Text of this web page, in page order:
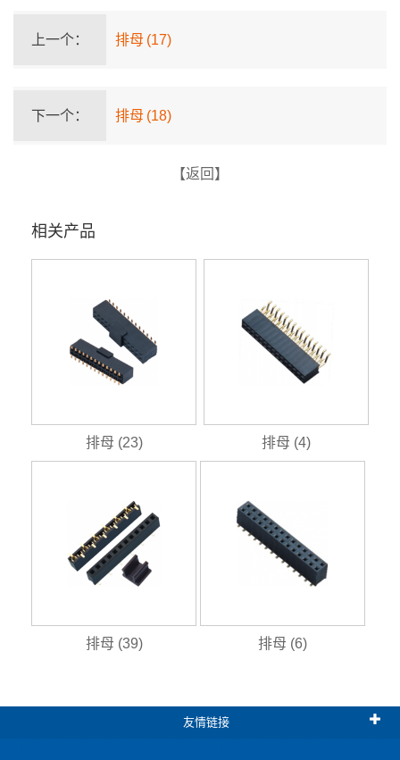
上一个： 排母 (17)
下一个： 排母 (18)
【返回】
相关产品
排母 (23) 排母 (4)
排母 (39) 排母 (6)
友情链接